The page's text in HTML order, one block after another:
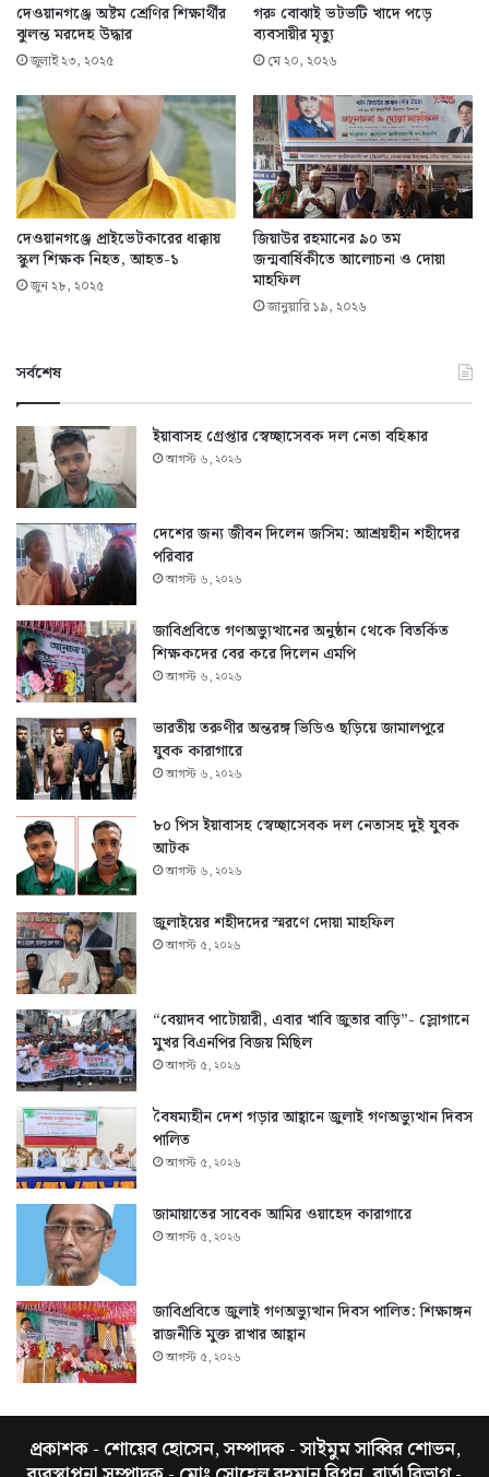
দেওয়ানগঞ্জে অষ্টম শ্রেণির শিক্ষার্থীর
ঝুলন্ত মরদেহ উদ্ধার
জুলাই ২৩, ২০২৫
গরু বোঝাই ভটভটি খাদে পড়ে
ব্যবসায়ীর মৃত্যু
মে ২০, ২০২৬
দেওয়ানগঞ্জে প্রাইভেটকারের ধাক্কায়
স্কুল শিক্ষক নিহত, আহত-১
জুন ২৮, ২০২৫
জিয়াউর রহমানের ৯০ তম
জন্মবার্ষিকীতে আলোচনা ও দোয়া
মাহফিল
জানুয়ারি ১৯, ২০২৬
সর্বশেষ
ইয়াবাসহ গ্রেপ্তার স্বেচ্ছাসেবক দল নেতা বহিষ্কার
আগস্ট ৬, ২০২৬
দেশের জন্য জীবন দিলেন জসিম: আশ্রয়হীন শহীদের
পরিবার
আগস্ট ৬, ২০২৬
জাবিপ্রবিতে গণঅভ্যুত্থানের অনুষ্ঠান থেকে বিতর্কিত
শিক্ষকদের বের করে দিলেন এমপি
আগস্ট ৬, ২০২৬
ভারতীয় তরুণীর অন্তরঙ্গ ভিডিও ছড়িয়ে জামালপুরে
যুবক কারাগারে
আগস্ট ৬, ২০২৬
৮০ পিস ইয়াবাসহ স্বেচ্ছাসেবক দল নেতাসহ দুই যুবক
আটক
আগস্ট ৬, ২০২৬
জুলাইয়ের শহীদদের স্মরণে দোয়া মাহফিল
আগস্ট ৫, ২০২৬
“বেয়াদব পাটোয়ারী, এবার খাবি জুতার বাড়ি”- স্লোগানে
মুখর বিএনপির বিজয় মিছিল
আগস্ট ৫, ২০২৬
বৈষম্যহীন দেশ গড়ার আহ্বানে জুলাই গণঅভ্যুত্থান দিবস
পালিত
আগস্ট ৫, ২০২৬
জামায়াতের সাবেক আমির ওয়াহেদ কারাগারে
আগস্ট ৫, ২০২৬
জাবিপ্রবিতে জুলাই গণঅভ্যুত্থান দিবস পালিত: শিক্ষাঙ্গন
রাজনীতি মুক্ত রাখার আহ্বান
আগস্ট ৫, ২০২৬
প্রকাশক - শোয়েব হোসেন, সম্পাদক - সাইমুম সাব্বির শোভন,